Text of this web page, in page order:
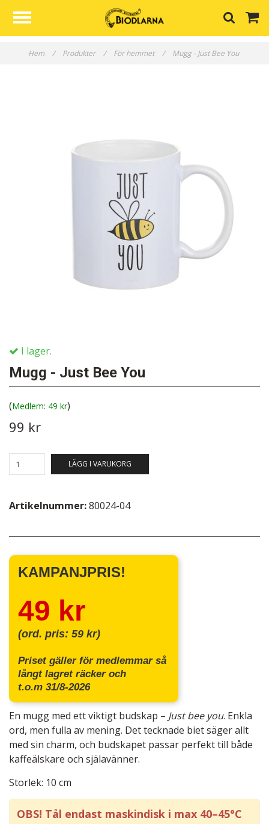
Hem / Produkter / För hemmet / Mugg - Just Bee You
I lager.
Mugg - Just Bee You
( 49 kr)
99 kr
LÄGG I VARUKORG
Artikelnummer:80024-04
KAMPANJPRIS!
49 kr
(ord. pris: 59 kr)
Priset gäller för medlemmar så
långt lagret räcker och
t.o.m 31/8-2026
En mugg med ett viktigt budskap – Just bee you. Enkla
ord, men fulla av mening. Det tecknade biet säger allt
med sin charm, och budskapet passar perfekt till både
kaffeälskare och själavänner.
Storlek: 10 cm
OBS! Tål endast maskindisk i max 40–45°C